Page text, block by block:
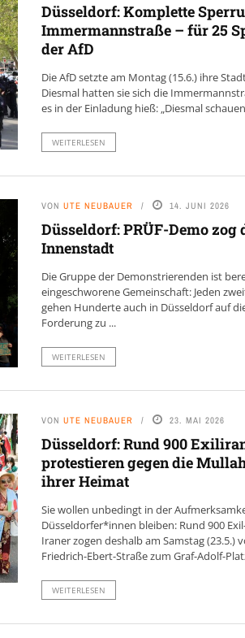
Düsseldorf: Komplette
Immermannstraße – für 25
der AfD
Die AfD setzte am Montag (15.6.) ihre
Diesmal hatten sie sich die
es in der Einladung hieß: „Diesmal
WEITERLESEN
VON UTE NEUBAUER 14. JUNI 2026
Düsseldorf: PRÜF-Demo zog
Innenstadt
Die Gruppe der Demonstrierenden ist
eingeschworene Gemeinschaft: Jeden
gehen Hunderte auch in Düsseldorf auf
Forderung zu ...
WEITERLESEN
VON UTE NEUBAUER 23. MAI 2026
Düsseldorf: Rund 900
protestieren gegen die
ihrer Heimat
Sie wollen unbedingt in der
Düsseldorfer*innen bleiben: Rund 900
Iraner zogen deshalb am Samstag (23.5.)
Friedrich-Ebert-Straße zum Graf-Adolf-
WEITERLESEN